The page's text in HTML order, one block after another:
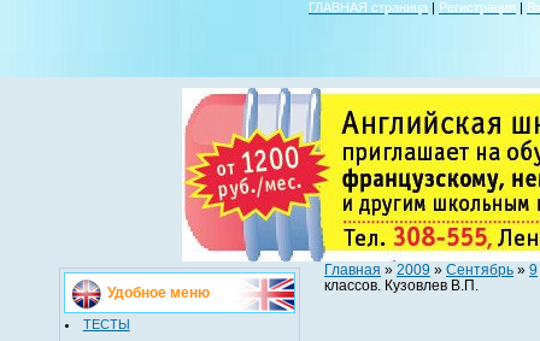
ГЛАВНАЯ страница | Регистрация |
Удобное меню
ТЕСТЫ
Главная » 2009 » Сентябрь » 9
классов. Кузовлев В.П.